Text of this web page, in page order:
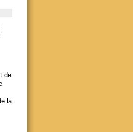
de
la